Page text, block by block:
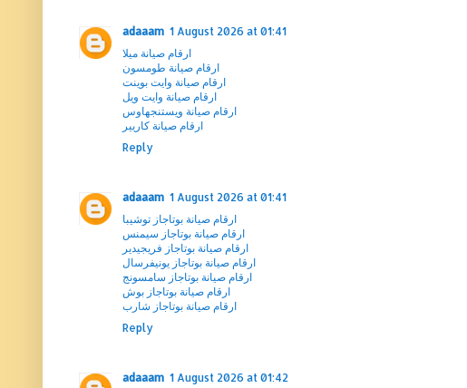
adaaam 1 August 2026 at 01:41
ارقام صيانة ميلا
ارقام صيانة طومسون
ارقام صيانة وايت بوينت
ارقام صيانة وايت ويل
ارقام صيانة ويستنجهاوس
ارقام صيانة كاريير
Reply
adaaam 1 August 2026 at 01:41
ارقام صيانة بوتاجاز توشيبا
ارقام صيانة بوتاجاز سيمنس
ارقام صيانة بوتاجاز فريجيدير
ارقام صيانة بوتاجاز يونيفرسال
ارقام صيانة بوتاجاز سامسونج
ارقام صيانة بوتاجاز بوش
ارقام صيانة بوتاجاز شارب
Reply
adaaam 1 August 2026 at 01:42